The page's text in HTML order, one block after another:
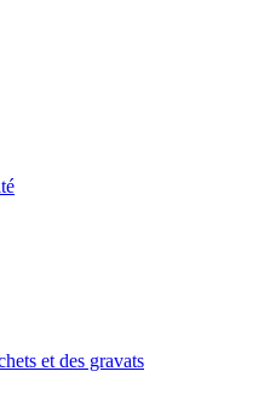
et des gravats